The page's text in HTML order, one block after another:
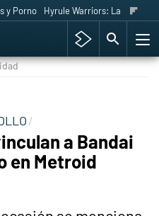
y Porno Hyrule Warriors: La Era del
a Bandai
en Metroid